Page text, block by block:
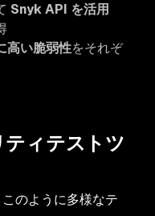
Snyk API を活用
高い脆弱性をそれぞ
ィテストツ
のように多様なテ